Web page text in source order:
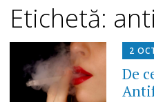
Etichetă:
2
De